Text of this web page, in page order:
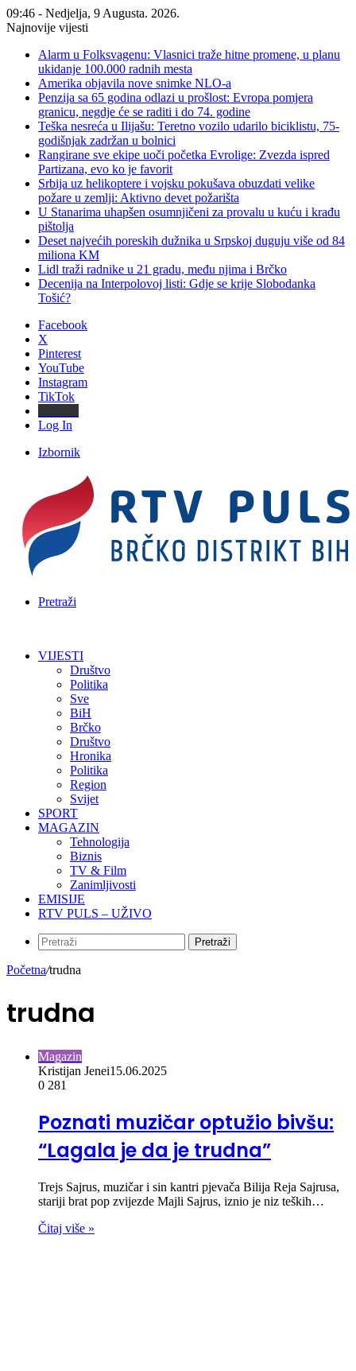
09:46 - Nedjelja, 9 Augusta. 2026.
Najnovije vijesti
Alarm u Folksvagenu: Vlasnici traže hitne promene, u planu
ukidanje 100.000 radnih mesta
Amerika objavila nove snimke NLO-a
Penzija sa 65 godina odlazi u prošlost: Evropa pomjera
granicu, negdje će se raditi i do 74. godine
Teška nesreća u Ilijašu: Teretno vozilo udarilo biciklistu, 75-
godišnjak zadržan u bolnici
Rangirane sve ekipe uoči početka Evrolige: Zvezda ispred
Partizana, evo ko je favorit
Srbija uz helikoptere i vojsku pokušava obuzdati velike
požare u zemlji: Aktivno devet požarišta
U Stanarima uhapšen osumnjičeni za provalu u kuću i krađu
pištolja
Deset najvećih poreskih dužnika u Srpskoj duguju više od 84
miliona KM
Lidl traži radnike u 21 gradu, među njima i Brčko
Decenija na Interpolovoj listi: Gdje se krije Slobodanka
Tošić?
Facebook
X
Pinterest
YouTube
Instagram
TikTok
Log In
Izbornik
Pretraži
VIJESTI
Društvo
Politika
Sve
BiH
Brčko
Društvo
Hronika
Politika
Region
Svijet
SPORT
MAGAZIN
Tehnologija
Biznis
TV & Film
Zanimljivosti
EMISIJE
RTV PULS – UŽIVO
Pretraži
Početna/trudna
trudna
Magazin
Kristijan Jenei15.06.2025
0 281
Poznati muzičar optužio bivšu:
“Lagala je da je trudna”
Trejs Sajrus, muzičar i sin kantri pjevača Bilija Reja Sajrusa,
stariji brat pop zvijezde Majli Sajrus, iznio je niz teških…
Čitaj više »